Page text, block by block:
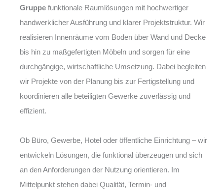
Gruppe funktionale Raumlösungen mit hochwertiger
handwerklicher Ausführung und klarer Projektstruktur. Wir
realisieren Innenräume vom Boden über Wand und Decke
bis hin zu maßgefertigten Möbeln und sorgen für eine
durchgängige, wirtschaftliche Umsetzung. Dabei begleiten
wir Projekte von der Planung bis zur Fertigstellung und
koordinieren alle beteiligten Gewerke zuverlässig und
effizient.
Ob Büro, Gewerbe, Hotel oder öffentliche Einrichtung – wir
entwickeln Lösungen, die funktional überzeugen und sich
an den Anforderungen der Nutzung orientieren. Im
Mittelpunkt stehen dabei Qualität, Termin- und